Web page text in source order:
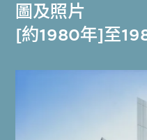
圖及照片
[約1980年]至